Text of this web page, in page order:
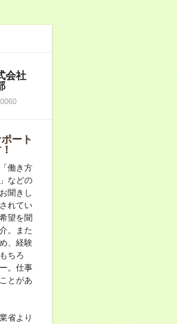
会社
ート
働き方
などの
聞きし
れてい
望を聞
。また
、経験
ちろ
。仕事
とがあ
省より